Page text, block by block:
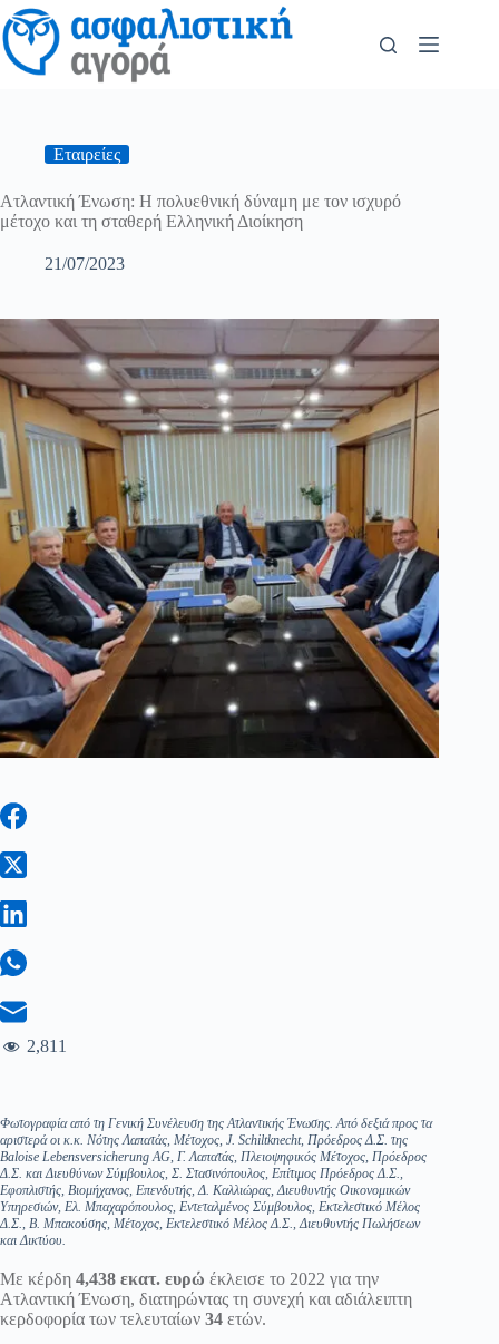
Εταιρείες
Ατλαντική Ένωση: H πολυεθνική δύναμη με τον ισχυρό
μέτοχο και τη σταθερή Ελληνική Διοίκηση
21/07/2023
2,811
Φωτογραφία από τη Γενική Συνέλευση της Ατλαντικής Ένωσης. Από δεξιά προς τα
αριστερά οι κ.κ. Νότης Λαπατάς, Μέτοχος, J. Schiltknecht, Πρόεδρος Δ.Σ. της
Baloise Lebensversicherung AG, Γ. Λαπατάς, Πλειοψηφικός Μέτοχος, Πρόεδρος
Δ.Σ. και Διευθύνων Σύμβουλος, Σ. Στασινόπουλος, Επίτιμος Πρόεδρος Δ.Σ.,
Εφοπλιστής, Βιομήχανος, Επενδυτής, Δ. Καλλιώρας, Διευθυντής Οικονομικών
Υπηρεσιών, Ελ. Μπαχαρόπουλος, Εντεταλμένος Σύμβουλος, Εκτελεστικό Μέλος
Δ.Σ., Β. Μπακούσης, Μέτοχος, Εκτελεστικό Μέλος Δ.Σ., Διευθυντής Πωλήσεων
και Δικτύου.
Με κέρδη 4,438 εκατ. ευρώ έκλεισε το 2022 για την
Ατλαντική Ένωση, διατηρώντας τη συνεχή και αδιάλειπτη
κερδοφορία των τελευταίων 34 ετών.